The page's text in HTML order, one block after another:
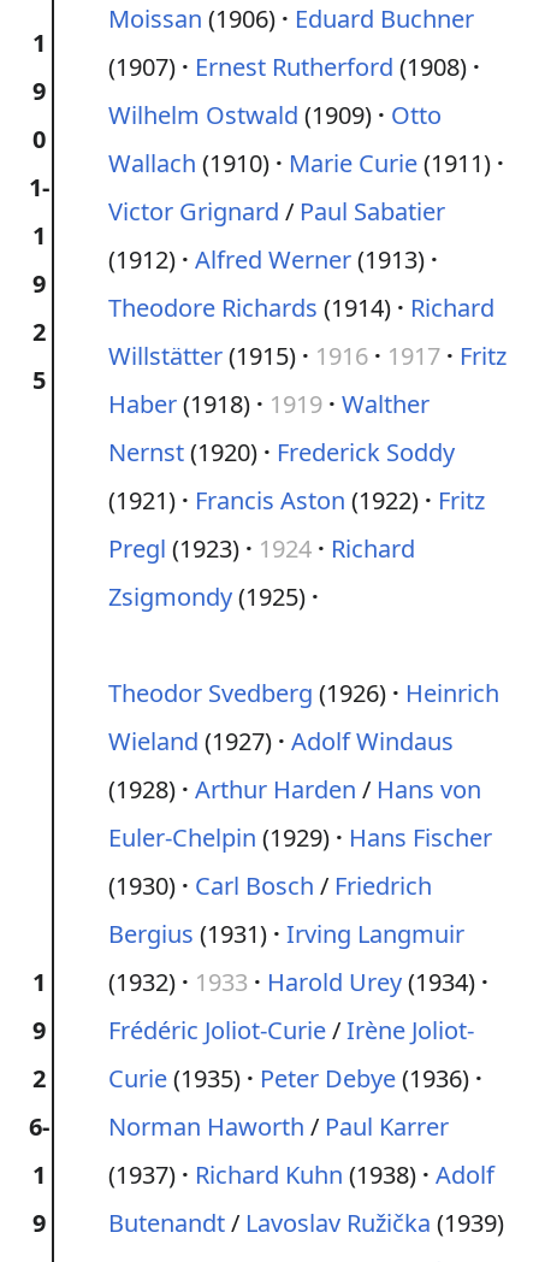
1
9
0
1-
1
9
2
5
Moissan (1906)
Eduard Buchner
(1907)
Ernest Rutherford (1908)
Wilhelm Ostwald (1909)
Otto
Wallach (1910) Marie Curie(1911)
Victor Grignard / Paul Sabatier
(1912) Alfred Werner(1913)
Theodore Richards (1914)
Richard
Willstätter(1915) 1916 1917
Fritz
Haber(1918) 1919 Walther
Nernst(1920)
Frederick Soddy
(1921)
Francis Aston (1922)
Fritz
Pregl (1923) 1924
Richard
Zsigmondy(1925)
1
9
2
6-
1
9
Theodor Svedberg (1926)
Heinrich
Wieland (1927) Adolf Windaus
(1928) Arthur Harden / Hans von
Euler-Chelpin (1929)
Hans Fischer
(1930)
Carl Bosch / Friedrich
Bergius (1931) Irving Langmuir
(1932)
1933 Harold Urey(1934)
Frédéric Joliot-Curie/Irène Joliot-
Curie(1935) Peter Debye(1936)
Norman Haworth / Paul Karrer
(1937)
Richard Kuhn (1938) Adolf
Butenandt/ Lavoslav Ružička (1939)